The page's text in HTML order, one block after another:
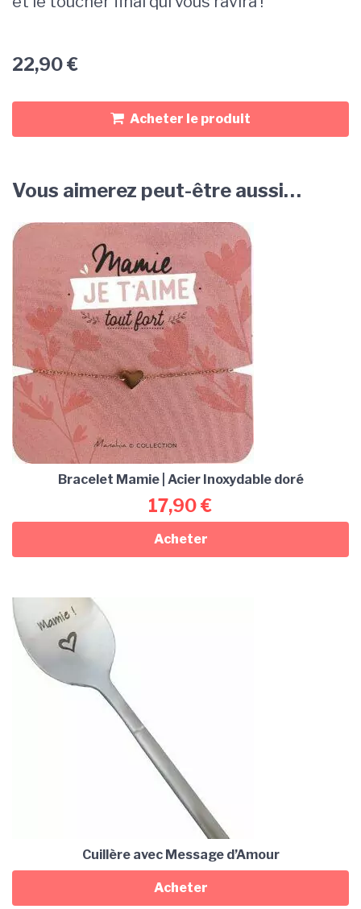
22,90€
Acheter le produit
Vous aimerez peut-être aussi…
Bracelet Mamie | Acier Inoxydable doré
17,90€
Acheter
Cuillère avec Message d’Amour
Acheter